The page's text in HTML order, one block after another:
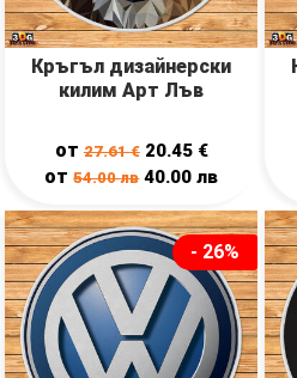
Кръгъл дизайнерски
килим Арт Лъв
от27.61€ 20.45 €
от54.00лв 40.00лв
- 26%